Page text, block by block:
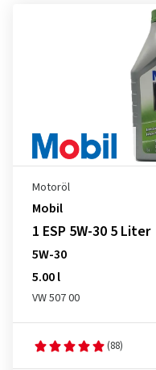
Motoröl
Mobil
1 ESP 5W-30 5 Liter
5W-30
5.00 l
VW 507 00
(88)